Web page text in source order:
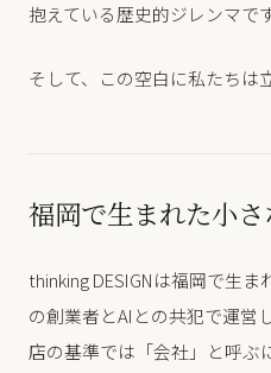
抱えている歴史的ジレンマです
そして、この空白に私たちは
福岡で生まれた小
thinking DESIGNは福岡で生
の創業者とAIとの共犯で運営
店の基準では「会社」と呼ぶ